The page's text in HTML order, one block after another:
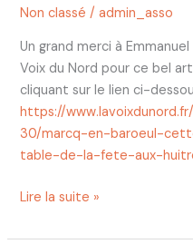
Non classé /admin_asso
Un grand merci à
Voix du Nord pour ce bel
cliquant sur le lien ci-
https://
30/marcq-en-baroeul-
table-de-la-fete-aux-
Lire la suite »